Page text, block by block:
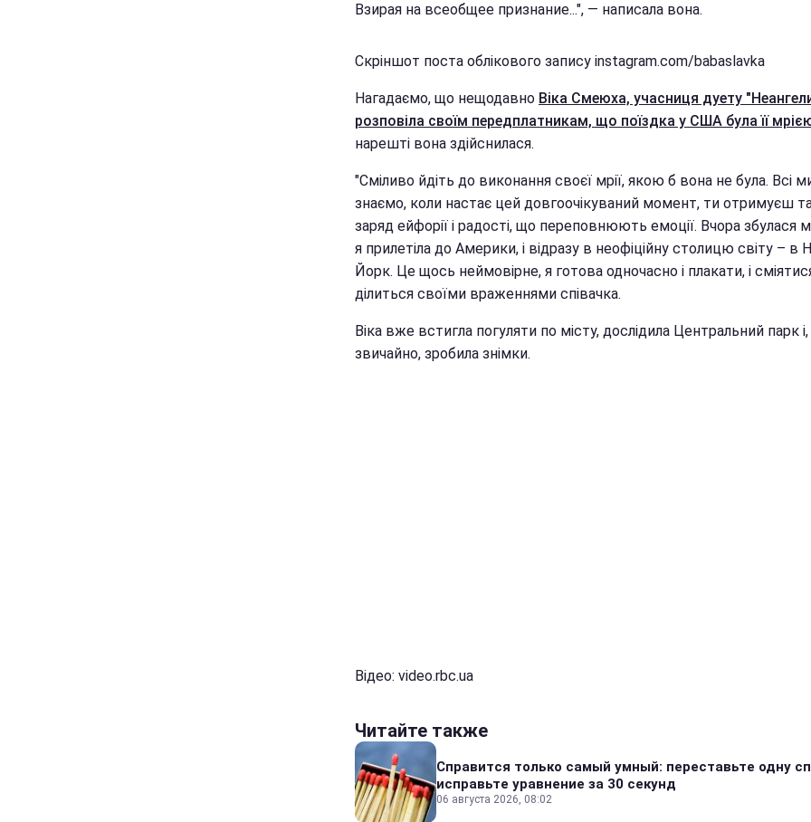
Взирая на всеобщее признание...", — написала вона.
Скріншот поста облікового запису instagram.com/babaslavka
Нагадаємо, що нещодавно Віка Смеюха, учасниця дуету
розповіла своїм передплатникам, що поїздка у США була її
нарешті вона здійснилася.
"Сміливо йдіть до виконання своєї мрії, якою б вона не була. Всі
знаємо, коли настає цей довгоочікуваний момент, ти отримуєш
заряд ейфорії і радості, що переповнюють емоції. Вчора збулася
я прилетіла до Америки, і відразу в неофіційну столицю світу – в
Йорк. Це щось неймовірне, я готова одночасно і плакати, і
ділиться своїми враженнями співачка.
Віка вже встигла погуляти по місту, дослідила Центральний парк і,
звичайно, зробила знімки.
Відео: video.rbc.ua
Читайте также
Справится только самый умный: переставьте одну
исправьте уравнение за 30 секунд
06 августа 2026, 08:02